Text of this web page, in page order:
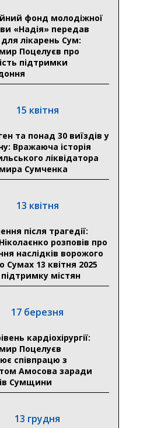
фонд молодіжної
«Надія» передав
лікарень Сум:
Поцелуєв про
підтримки
15 квітня
та понад 30 виїздів у
Вражаюча історія
ліквідатора
Сумченка
13 квітня
після трагедії:
розповів про
наслідків ворожого
Сумах 13 квітня 2025
містян
17 березня
кардіохірургії:
Поцелуєв
співпрацю з
Амосова заради
Сумщини
13 грудня